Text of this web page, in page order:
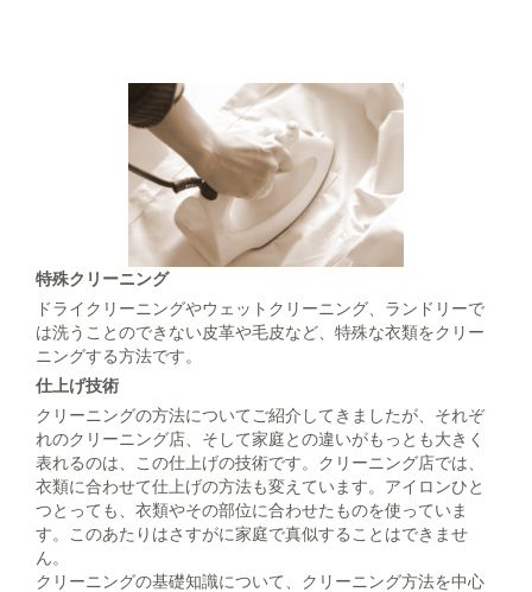
特殊クリーニング
ドライクリーニングやウェットクリーニング、ランドリーで
は洗うことのできない皮革や毛皮など、特殊な衣類をクリー
ニングする方法です。
仕上げ技術
クリーニングの方法についてご紹介してきましたが、それぞ
れのクリーニング店、そして家庭との違いがもっとも大きく
表れるのは、この仕上げの技術です。クリーニング店では、
衣類に合わせて仕上げの方法も変えています。アイロンひと
つとっても、衣類やその部位に合わせたものを使っていま
す。このあたりはさすがに家庭で真似することはできませ
ん。
クリーニングの基礎知識について、クリーニング方法を中心